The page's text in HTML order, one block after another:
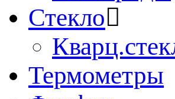
Стекло
Термометры